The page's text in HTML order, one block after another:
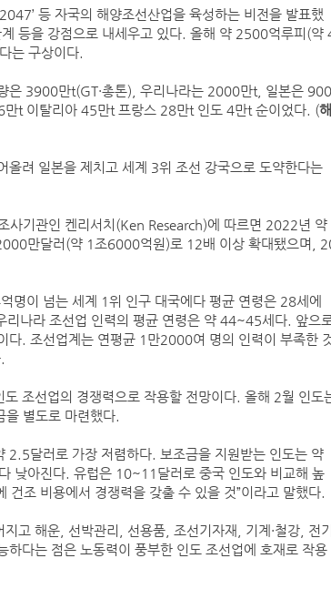
등 자국의 해양조선산업을 육성하는 비전을 발표했
등을 강점으로 내세우고 있다. 올해 약 2500억루피(약
는 구상이다.
은 3900만t(GT·총톤), 우리나라는 2000만t, 일본은 900
t 이탈리아 45만t 프랑스 28만t 인도 4만t 순이었다. (해
려 일본을 제치고 세계 3위 조선 강국으로 도약한다는
사기관인 켄리서치(Ken Research)에 따르면 2022년 약
만달러(약 1조6000억원)로 12배 이상 확대됐으며,
명이 넘는 세계 1위 인구 대국에다 평균 연령은 28세에
나라 조선업 인력의 평균 연령은 약 44~45세다. 앞으로
다. 조선업계는 연평균 1만2000여 명의 인력이 부족한
조선업의 경쟁력으로 작용할 전망이다. 올해 2월 인도
별도로 마련했다.
2.5달러로 가장 저렴하다. 보조금을 지원받는 인도는 약
낮아진다. 유럽은 10~11달러로 중국 인도와 비교해 높
조 비용에서 경쟁력을 갖출 수 있을 것”이라고 말했다.
고 해운, 선박관리, 선용품, 조선기자재, 기계·철강, 전기
하다는 점은 노동력이 풍부한 인도 조선업에 호재로 작용
BDI 2936포인트…벌크선 시장, 全 선형서 동반
프랑스 CMA CGM, 2분기 순이익 1.1조
인사/ 해양수산부
(주)맥스피드
NHAVA SHEVA | India